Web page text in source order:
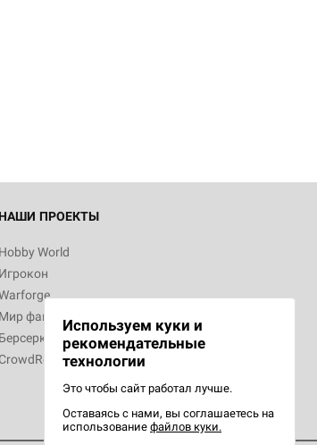
ПРОЕКТЫ
Hobby World
Игрокон
Мир фантастики
Берсерк
CrowdRepublic
Используем куки и
рекомендательные
технологии
Это чтобы сайт работал лучше.
Оставаясь с нами, вы соглашаетесь на
использование файлов куки.